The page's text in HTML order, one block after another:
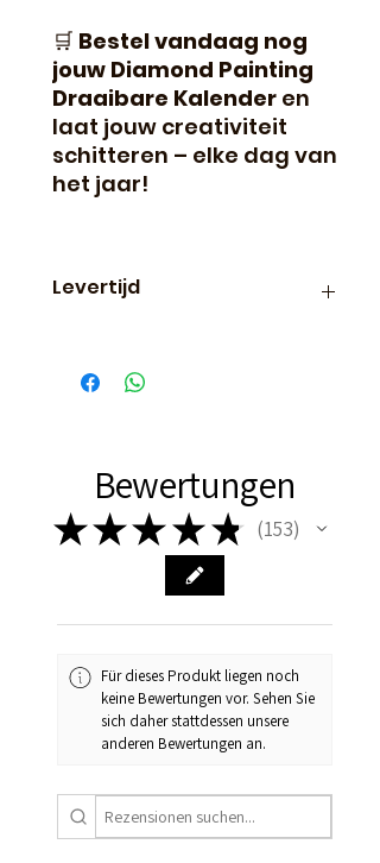
🛒 Bestel vandaag nog
jouw Diamond Painting
Draaibare Kalender en
laat jouw creativiteit
schitteren – elke dag van
het jaar!
Levertijd
vaak de volgende dag al in
huis!
Bewertungen
★★★ ★ ★ 153
153
Für dieses Produkt liegen noch
keine Bewertungen vor. Sehen Sie
sich daher stattdessen unsere
anderen Bewertungen an.